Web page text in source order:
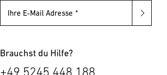
Ihre E-Mail Adresse
Brauchst du Hilfe?
+49 5245 448 188